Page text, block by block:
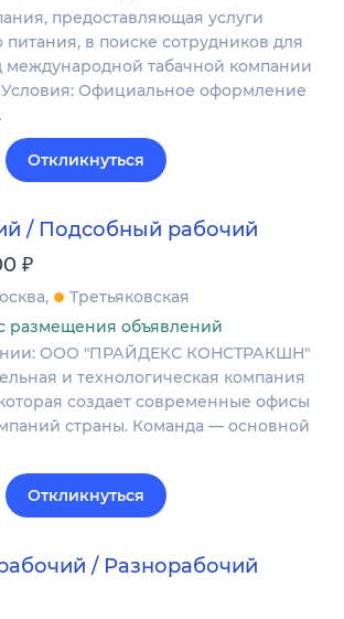
предоставляющая услуги
питания, в поиске сотрудников для
международной табачной компании
Официальное оформление
Откликнуться
/ Подсобный рабочий
₽
Третьяковская
размещения объявлений
ООО "ПРАЙДЕКС КОНСТРАКШН"
и технологическая компания
создает современные офисы
страны. Команда — основной
Откликнуться
/ Разнорабочий